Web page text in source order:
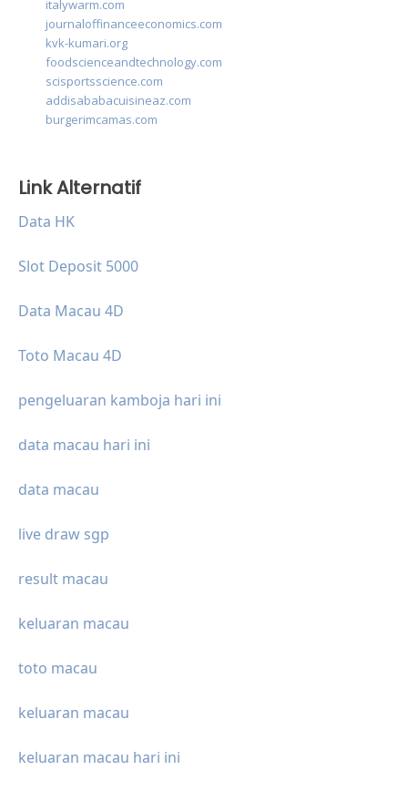
italywarm.com
journaloffinanceeconomics.com
kvk-kumari.org
foodscienceandtechnology.com
scisportsscience.com
addisababacuisineaz.com
burgerimcamas.com
Link Alternatif
Data HK
Slot Deposit 5000
Data Macau 4D
Toto Macau 4D
pengeluaran kamboja hari ini
data macau hari ini
data macau
live draw sgp
result macau
keluaran macau
toto macau
keluaran macau
keluaran macau hari ini